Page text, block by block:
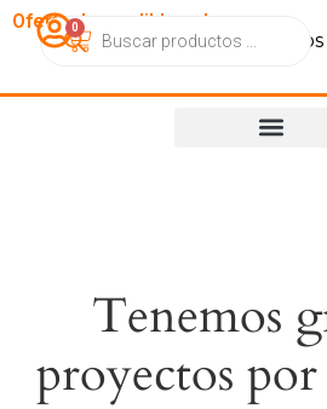
OfertasImperdibles.cl
CatálogoContactoNosotros
0
Tenemos
proyectos